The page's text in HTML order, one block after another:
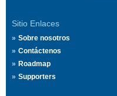
Sitio Enlaces
Sobre nosotros
Contáctenos
Roadmap
Supporters